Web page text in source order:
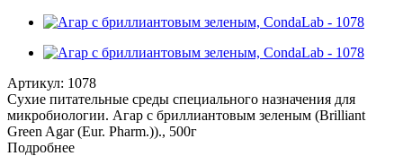
Артикул: 1078
Сухие питательные среды специального назначения для
микробиологии. Агар с бриллиантовым зеленым (Brilliant
Green Agar (Eur. Pharm.))., 500г
Подробнее